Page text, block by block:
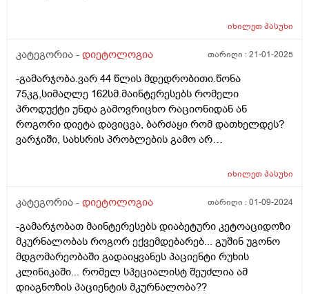
იხილეთპასუხი
კატეგორია - დიეტოლოგია თარიღი :21-01-2025
-გამარჯობა.ვარ 44 წლის მდედრობითი.წონა
75კგ,სიმაღლე 162სმ.მაინტერესებს რომელი
პროდუქტი უნდა გამოვრიცხო რაციონიდან ან
როგორი დიეტა დავიცვა, ბარძაყი რომ დათხელდეს?
ვარჯიში, სახსრის პრობლების გამო არ
იხილეთპასუხი
კატეგორია - დიეტოლოგია თარიღი :01-09-2024
-გამარჯობათ მაინტერესებს დიაბეტური კეტოაციდოზი
მკურნალობას როგორ ექვემდებარებ... გუშინ უგონო
მდგომარეობაში გადაიყვანეს პაციენტი რუხის
კლინიკაში... რომელ სპეციალისტ შეუძლია ამ
დიაგნოზის პაციენტის მკურნალობა??